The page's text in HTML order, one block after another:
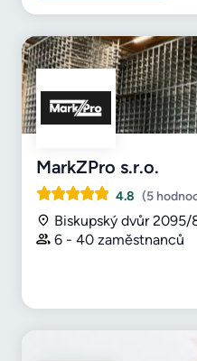
MarkZPro s.r.o.
4.8 (5
Biskupský dvůr 2095/
6 - 40 zaměstnanců